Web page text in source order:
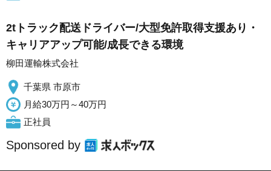
2tトラック配送ドライバー/大型免許取得支援あり・
キャリアアップ可能/成長できる環境
柳田運輸株式会社
千葉県 市原市
月給30万円～40万円
正社員
Sponsored by